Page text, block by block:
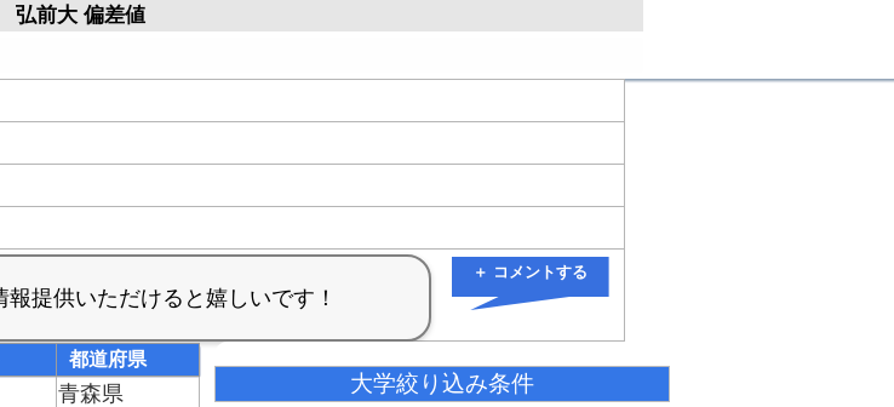
弘前大 偏差値
＋ コメントする
都道府県
青森県
大学絞り込み条件